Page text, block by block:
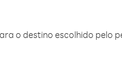
o destino escolhido pelo